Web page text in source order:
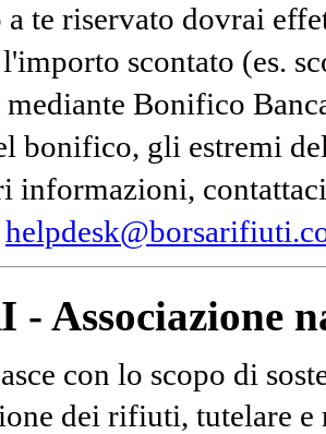
a te riservato dovrai
scontato (es.
Bonifico
bonifico, gli estremi
informazioni,
- Associazione
con lo scopo di
dei rifiuti, tutelare e